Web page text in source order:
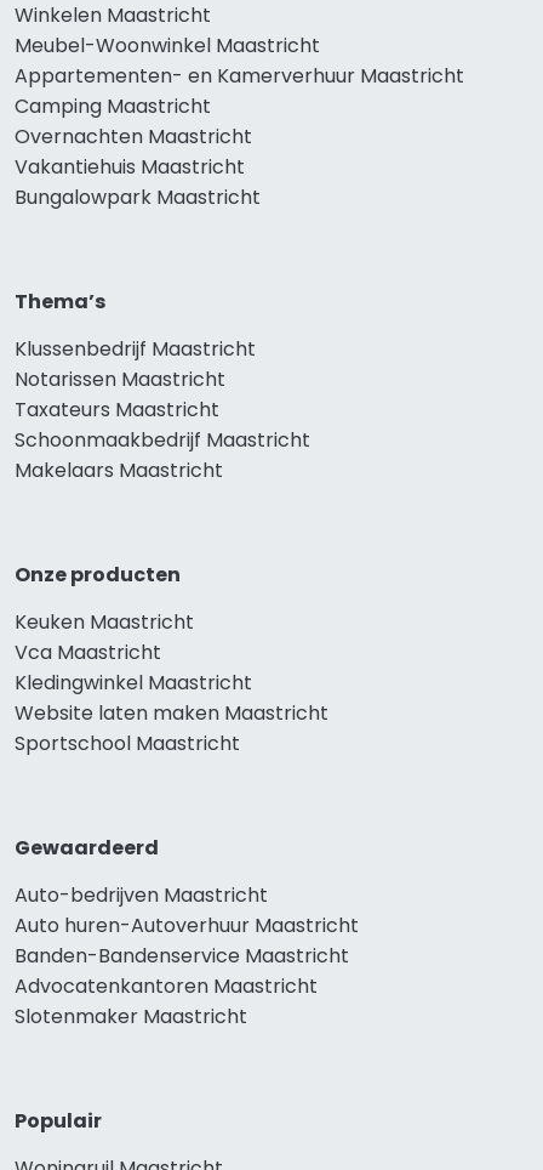
Winkelen Maastricht
Meubel-Woonwinkel Maastricht
Appartementen- en Kamerverhuur Maastricht
Camping Maastricht
Overnachten Maastricht
Vakantiehuis Maastricht
Bungalowpark Maastricht
Thema’s
Klussenbedrijf Maastricht
Notarissen Maastricht
Taxateurs Maastricht
Schoonmaakbedrijf Maastricht
Makelaars Maastricht
Onze producten
Keuken Maastricht
Vca Maastricht
Kledingwinkel Maastricht
Website laten maken Maastricht
Sportschool Maastricht
Gewaardeerd
Auto-bedrijven Maastricht
Auto huren-Autoverhuur Maastricht
Banden-Bandenservice Maastricht
Advocatenkantoren Maastricht
Slotenmaker Maastricht
Populair